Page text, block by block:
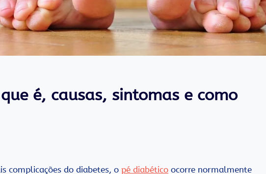
é, causas, sintomas e como
complicações do diabetes, o pé diabético ocorre normalmente